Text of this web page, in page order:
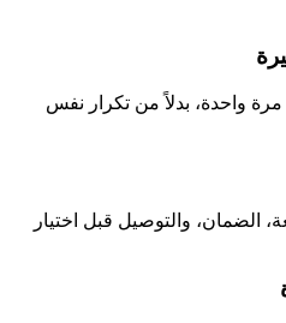
واحدة، بدلاً من تكرار نفس
الضمان، والتوصيل قبل اختيار